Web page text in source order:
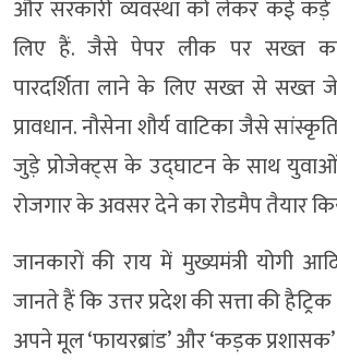
और सरकारी व्यवस्था को लेकर कई
लिए हैं. जैसे पेपर लीक पर सख्त
पारदर्शिता लाने के लिए सख्त से सख्त
प्रावधान. नौसेना शौर्य वाटिका जैसे
जुड़े प्रोजेक्ट्स के उद्घाटन के साथ
रोजगार के अवसर देने का रोडमैप तैयार
जानकारों की राय में मुख्यमंत्री योगी
जानते हैं कि उत्तर प्रदेश की सत्ता की
अपने मूल ‘फायरब्रांड’ और ‘कड़क